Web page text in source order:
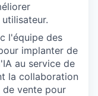
l'équipe des
implanter de
au service de
la collaboration
vente pour